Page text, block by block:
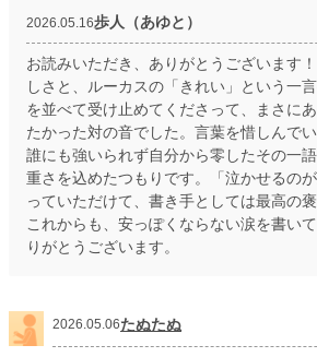
2026.05.16歩人（あゆと）
お読みいただき、ありがとうございます
しさと、ルーカスの「きれい」という一
を並べて受け止めてくださって、まさに
たかった対の音でした。言葉を惜しんでい
誰にも強いられず自分から零したその一
重さを込めたつもりです。「泣かせるの
っていただけて、書き手としては最高の褒
これからも、安っぽくならない涙を書い
りがとうございます。
2026.05.06たぬたぬ